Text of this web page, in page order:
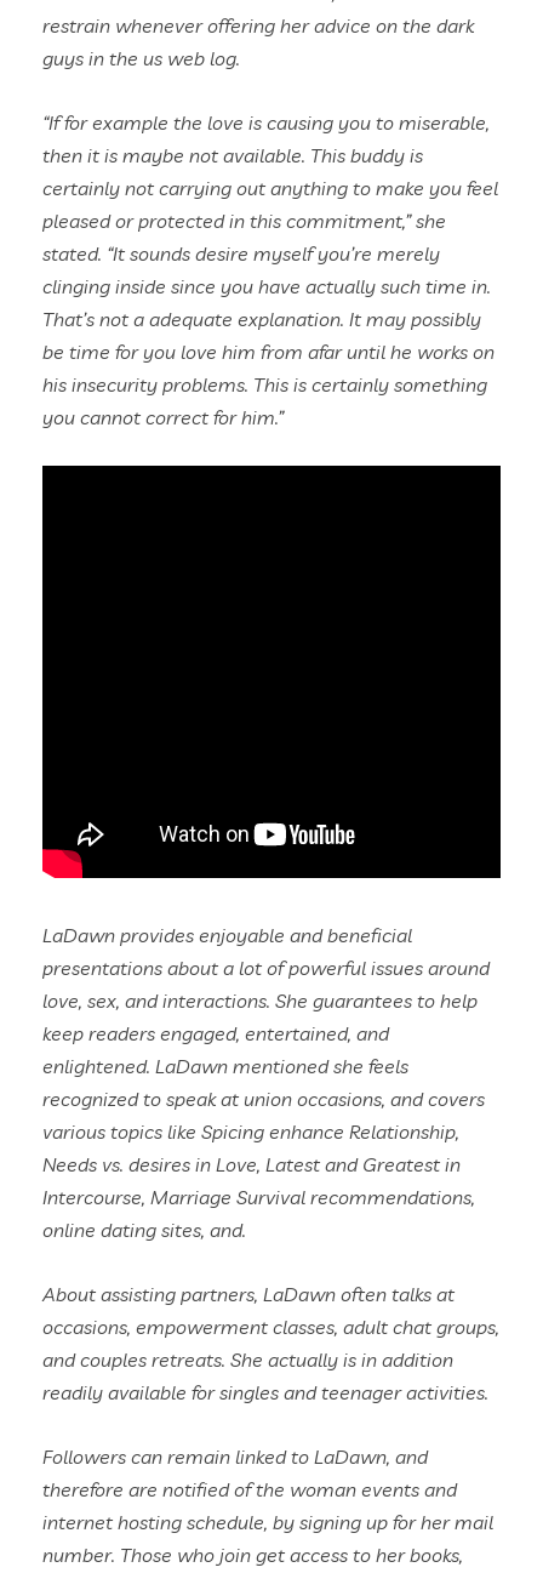
restrain whenever offering her advice on the dark
guys in the us web log.
“If for example the love is causing you to miserable,
then it is maybe not available. This buddy is
certainly not carrying out anything to make you feel
pleased or protected in this commitment,” she
stated. “It sounds desire myself you’re merely
clinging inside since you have actually such time in.
That’s not a adequate explanation. It may possibly
be time for you love him from afar until he works on
his insecurity problems. This is certainly something
you cannot correct for him.”
LaDawn provides enjoyable and beneficial
presentations about a lot of powerful issues around
love, sex, and interactions. She guarantees to help
keep readers engaged, entertained, and
enlightened. LaDawn mentioned she feels
recognized to speak at union occasions, and covers
various topics like Spicing enhance Relationship,
Needs vs. desires in Love, Latest and Greatest in
Intercourse, Marriage Survival recommendations,
online dating sites, and.
About assisting partners, LaDawn often talks at
occasions, empowerment classes, adult chat groups,
and couples retreats. She actually is in addition
readily available for singles and teenager activities.
Followers can remain linked to LaDawn, and
therefore are notified of the woman events and
internet hosting schedule, by signing up for her mail
number. Those who join get access to her books,